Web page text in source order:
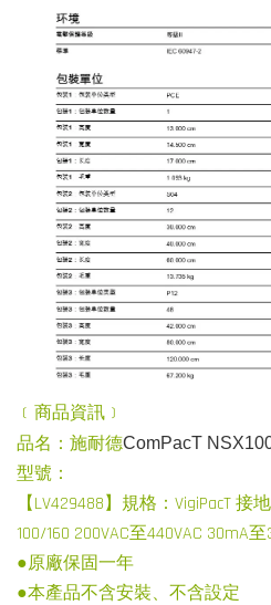
﹝商品資訊﹞
品名：施耐德ComPacT
型號：
【LV429488】規格：VigiPacT
100/160 200VAC至440VAC 30mA至
●原廠保固一年
●本產品不含安裝、不含設定